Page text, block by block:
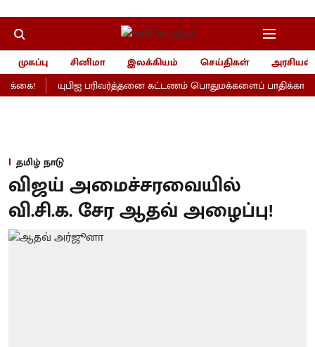
முகப்பு சினிமா இலக்கியம் செய்திகள்
அரசியல்
யுபிஐ பரிவர்த்தனை கட்டணம் பொதுமக்களைப்
தமிழ் நாடு
விஜய் அமைச்சரவையில்
வி.சி.க. சேர ஆதவ் அழைப்பு!